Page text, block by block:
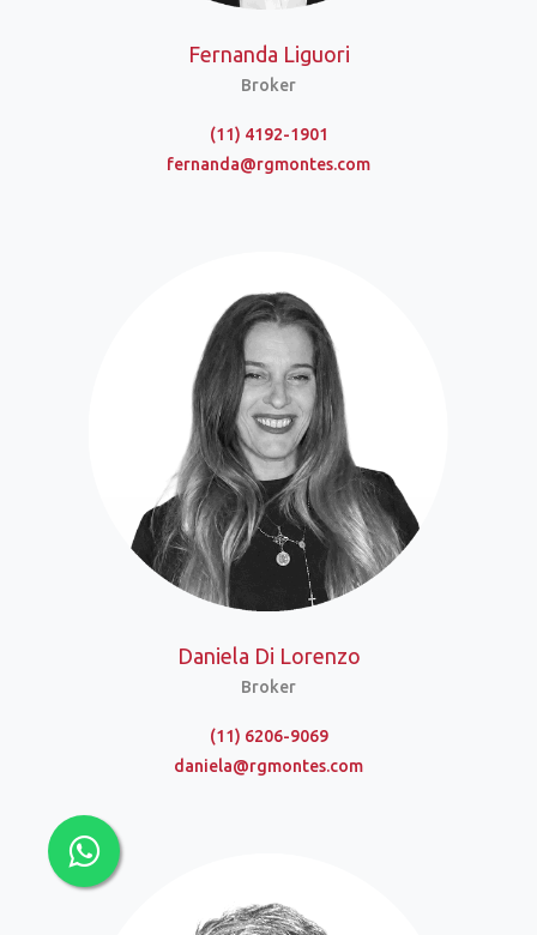
Fernanda Liguori
Broker
(11) 4192-1901
fernanda@rgmontes.com
Daniela Di Lorenzo
Broker
(11) 6206-9069
daniela@rgmontes.com